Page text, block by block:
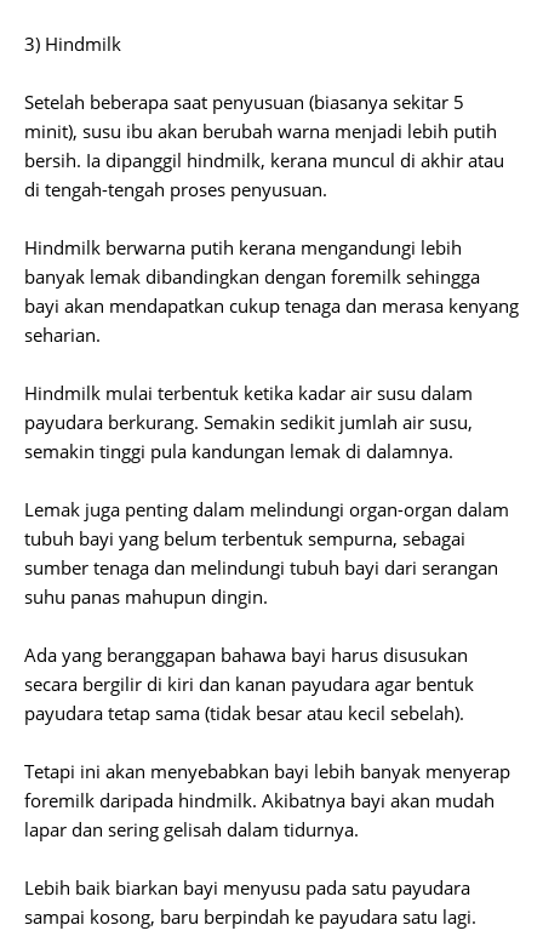
3) Hindmilk
Setelah beberapa saat penyusuan (biasanya sekitar 5
minit), susu ibu akan berubah warna menjadi lebih putih
bersih. Ia dipanggil hindmilk, kerana muncul di akhir atau
di tengah-tengah proses penyusuan.
Hindmilk berwarna putih kerana mengandungi lebih
banyak lemak dibandingkan dengan foremilk sehingga
bayi akan mendapatkan cukup tenaga dan merasa kenyang
seharian.
Hindmilk mulai terbentuk ketika kadar air susu dalam
payudara berkurang. Semakin sedikit jumlah air susu,
semakin tinggi pula kandungan lemak di dalamnya.
Lemak juga penting dalam melindungi organ-organ dalam
tubuh bayi yang belum terbentuk sempurna, sebagai
sumber tenaga dan melindungi tubuh bayi dari serangan
suhu panas mahupun dingin.
Ada yang beranggapan bahawa bayi harus disusukan
secara bergilir di kiri dan kanan payudara agar bentuk
payudara tetap sama (tidak besar atau kecil sebelah).
Tetapi ini akan menyebabkan bayi lebih banyak menyerap
foremilk daripada hindmilk. Akibatnya bayi akan mudah
lapar dan sering gelisah dalam tidurnya.
Lebih baik biarkan bayi menyusu pada satu payudara
sampai kosong, baru berpindah ke payudara satu lagi.